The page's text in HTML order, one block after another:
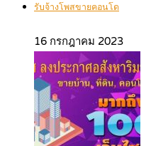
รับจ้างโพสขายคอนโด
16 กรกฎาคม 2023